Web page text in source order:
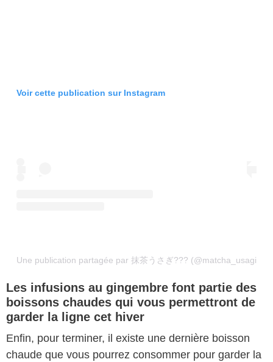
Voir cette publication sur Instagram
Une publication partagée par 抹茶うさぎ??? (@matcha_usagi)
Les infusions au gingembre font partie des
boissons chaudes qui vous permettront de
garder la ligne cet hiver
Enfin, pour terminer, il existe une dernière boisson
chaude que vous pourrez consommer pour garder la